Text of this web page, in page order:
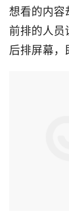
想看的内
前排的人员
后排屏幕，